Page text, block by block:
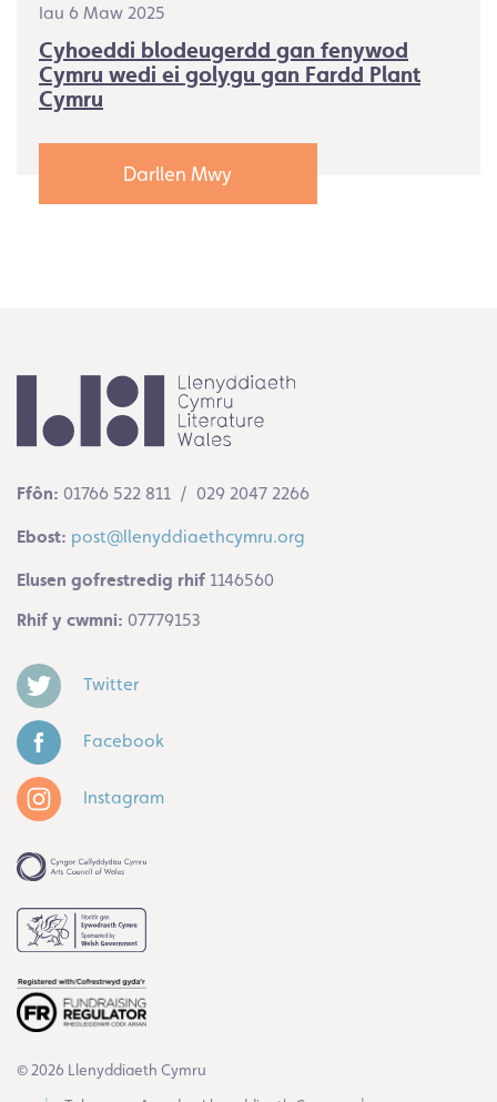
Iau 6 Maw 2025
Cyhoeddi blodeugerdd gan fenywod
Cymru wedi ei golygu gan Fardd Plant
Cymru
Darllen Mwy
Ffôn: 01766 522 811 / 029 2047 2266
Ebost: post@llenyddiaethcymru.org
Elusen gofrestredig rhif 1146560
Rhif y cwmni: 07779153
Twitter
Facebook
Instagram
© 2026 Llenyddiaeth Cymru